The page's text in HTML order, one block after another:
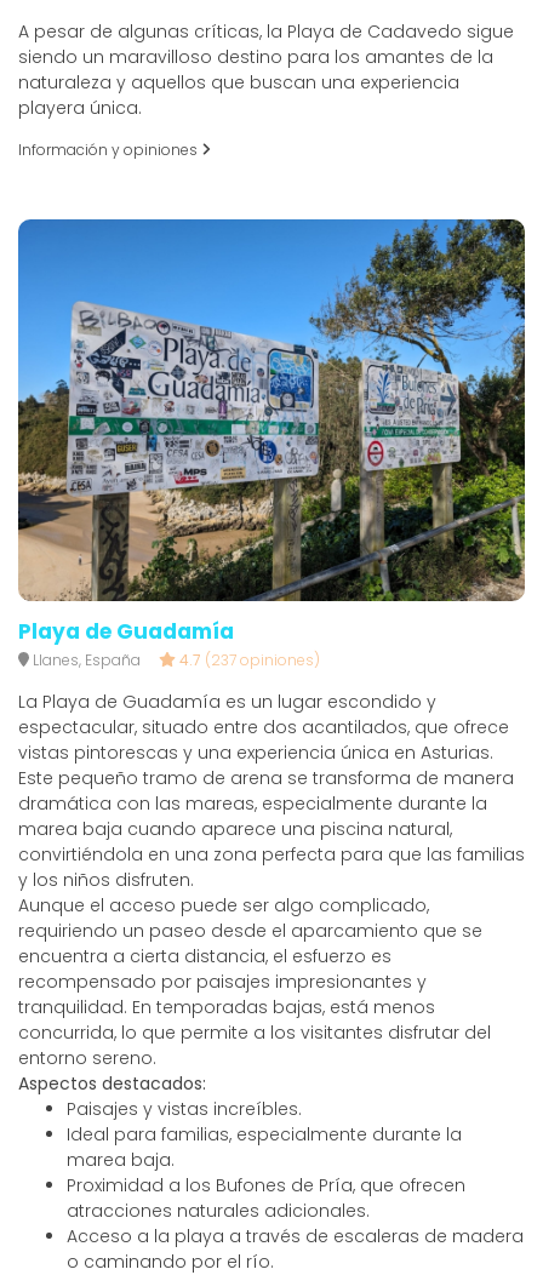
A pesar de algunas críticas, la Playa de Cadavedo sigue
siendo un maravilloso destino para los amantes de la
naturaleza y aquellos que buscan una experiencia
playera única.
Información y opiniones
Playa de Guadamía
Llanes, España 4.7 (237 opiniones)
La Playa de Guadamía es un lugar escondido y
espectacular, situado entre dos acantilados, que ofrece
vistas pintorescas y una experiencia única en Asturias.
Este pequeño tramo de arena se transforma de manera
dramática con las mareas, especialmente durante la
marea baja cuando aparece una piscina natural,
convirtiéndola en una zona perfecta para que las familias
y los niños disfruten.
Aunque el acceso puede ser algo complicado,
requiriendo un paseo desde el aparcamiento que se
encuentra a cierta distancia, el esfuerzo es
recompensado por paisajes impresionantes y
tranquilidad. En temporadas bajas, está menos
concurrida, lo que permite a los visitantes disfrutar del
entorno sereno.
Aspectos destacados:
Paisajes y vistas increíbles.
Ideal para familias, especialmente durante la
marea baja.
Proximidad a los Bufones de Pría, que ofrecen
atracciones naturales adicionales.
Acceso a la playa a través de escaleras de madera
o caminando por el río.